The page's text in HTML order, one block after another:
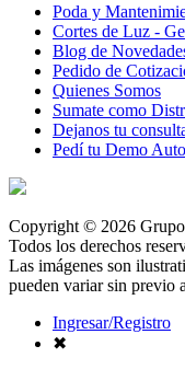
Poda y
Cortes de Luz -
Blog de
Pedido de
Quienes Somos
Sumate como
Dejanos tu
Pedí tu Demo
Copyright © 2026
Todos los derechos
Las imágenes son
pueden variar sin previo
Ingresar/Registro
✖